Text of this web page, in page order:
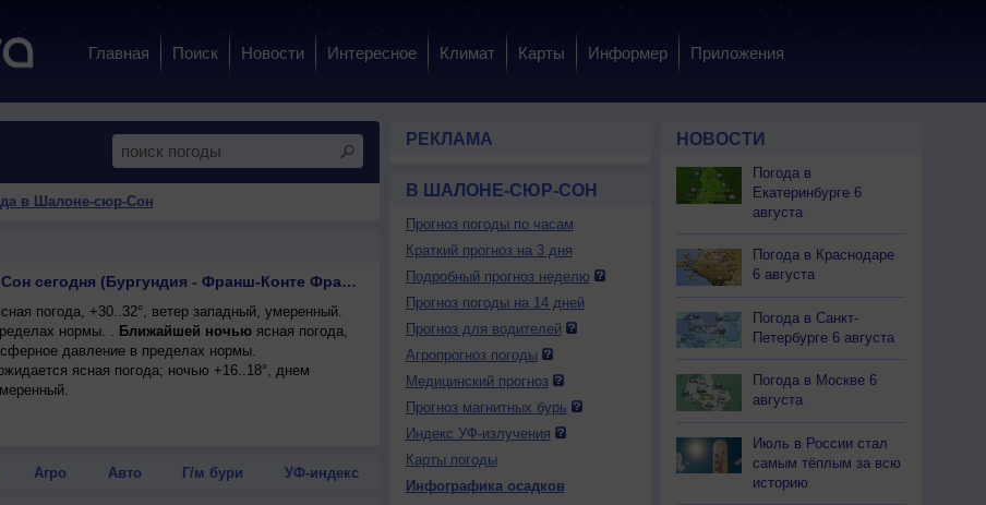
Главная Поиск Новости Интересное Климат Карты Информер Приложения
в Шалоне-сюр-Сон
Прогноз в Шалоне-сюр-Сон сегодня (Бургундия - Франш-Конте Франция)
погода, +30..32°, ветер западный, умеренный.
нормы. . Ближайшей ночьюясная погода,
давление в пределах нормы.
ясная погода; ночью +16..18°, днем
Агро Авто Г/м бури УФ-индекс
РЕКЛАМА
В ШАЛОНЕ-СЮР-СОН
Прогноз погоды по часам
Краткий прогноз на 3 дня
Подробный прогноз неделю
Прогноз погоды на 14 дней
Прогноз для водителей
Агропрогноз погоды
Медицинский прогноз
Прогноз магнитных бурь
Индекс УФ-излучения
Карты погоды
Инфографика осадков
НОВОСТИ
Погода в
Екатеринбурге 6
августа
Погода в Краснодаре
6 августа
Погода в Санкт-
Петербурге 6 августа
Погода в Москве 6
августа
Июль в России стал
самым тёплым за всю
историю